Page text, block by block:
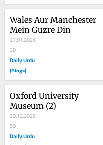
Wales Aur Manchester
Mein Guzre Din
27.01.2026
30
Daily Urdu
(Blogs)
Oxford University
Museum (2)
29.12.2025
50
Daily Urdu